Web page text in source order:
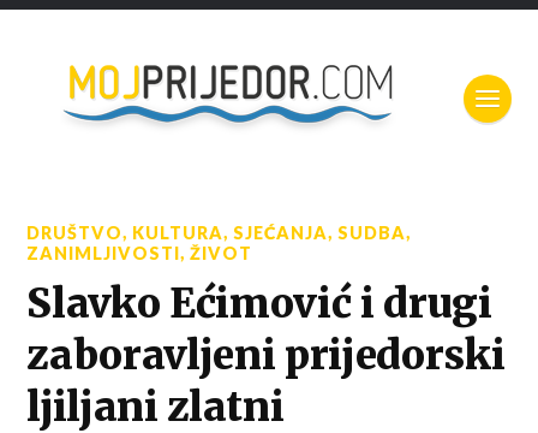
DRUŠTVO, KULTURA,SJEĆANJA,SUDBA,
ZANIMLJIVOSTI,ŽIVOT
Slavko Ećimović i drugi
zaboravljeni prijedorski
ljiljani zlatni